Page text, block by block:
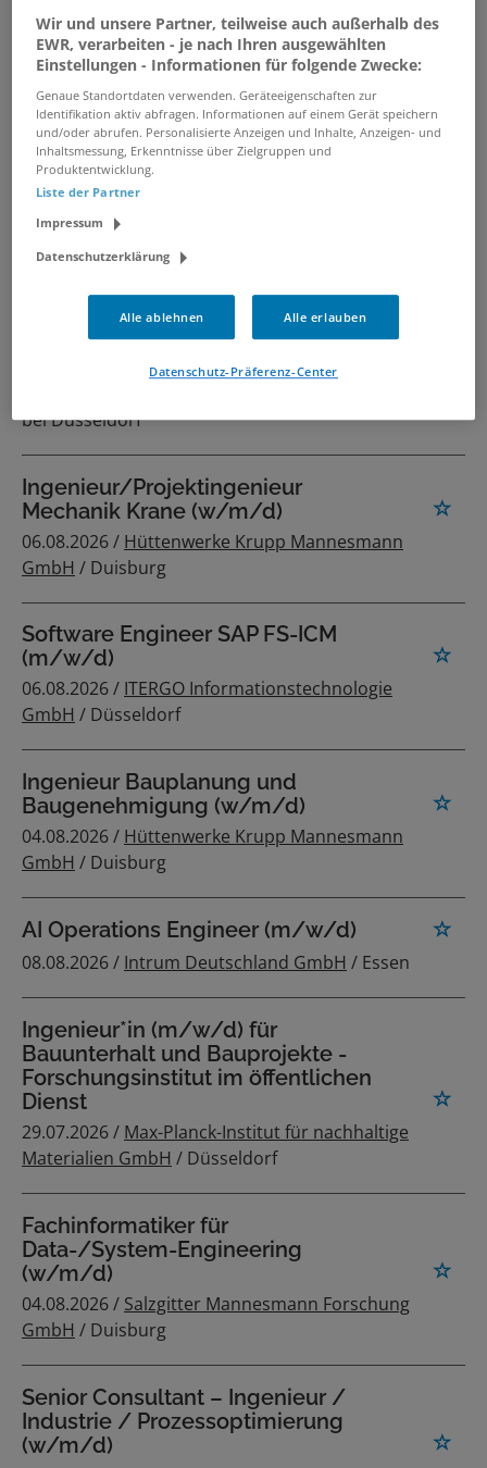
Schwerpunkt Montage (w/m/d)
06.08.2026 /Hüttenwerke Krupp Mannesmann
GmbH/ Duisburg
Ingenieur/Projektingenieur
Mechanik (w/m/d)
06.08.2026 /Hüttenwerke Krupp Mannesmann
GmbH/ Duisburg
Systemingenieurin /
Systemingenieur / System
Engineer (m/w/d)
Scheidt & Bachmann Signalling
bei Düsseldorf
Ingenieur/Projektingenieur
Mechanik Krane (w/m/d)
06.08.2026 / Hüttenwerke Krupp Mannesmann
GmbH / Duisburg
Software Engineer SAP FS-ICM
(m/w/d)
06.08.2026 / ITERGO Informationstechnologie
GmbH / Düsseldorf
Ingenieur Bauplanung und
Baugenehmigung (w/m/d)
04.08.2026 / Hüttenwerke Krupp Mannesmann
GmbH / Duisburg
AI Operations Engineer (m/w/d)
08.08.2026 / Intrum Deutschland GmbH / Essen
Ingenieur*in (m/w/d) für
Bauunterhalt und Bauprojekte -
Forschungsinstitut im öffentlichen
Dienst
29.07.2026 / Max-Planck-Institut für nachhaltige
Materialien GmbH / Düsseldorf
Fachinformatiker für
Data-/System-Engineering
(w/m/d)
04.08.2026 / Salzgitter Mannesmann Forschung
GmbH / Duisburg
Senior Consultant – Ingenieur /
Industrie / Prozessoptimierung
(w/m/d)
Wir und unsere Partner, teilweise auch außerhalb des
EWR, verarbeiten - je nach Ihren ausgewählten
Einstellungen - Informationen für folgende Zwecke:
Genaue Standortdaten verwenden. Geräteeigenschaften zur
Identifikation aktiv abfragen. Informationen auf einem Gerät speichern
und/oder abrufen. Personalisierte Anzeigen und Inhalte, Anzeigen- und
Inhaltsmessung, Erkenntnisse über Zielgruppen und
Produktentwicklung.
Liste der Partner
Impressum
Datenschutzerklärung
Alle ablehnen Alle erlauben
Datenschutz-Präferenz-Center